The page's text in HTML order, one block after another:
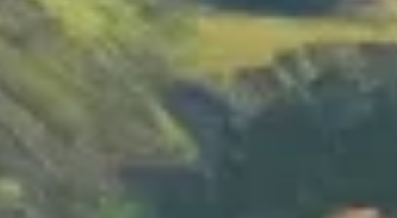
Lihat Daftar Mitra (1 Vendor IAB)
Kami menggunakan data Anda untuk tujuan berikut:
Store and/or access information on a device
Use limited data to select advertising